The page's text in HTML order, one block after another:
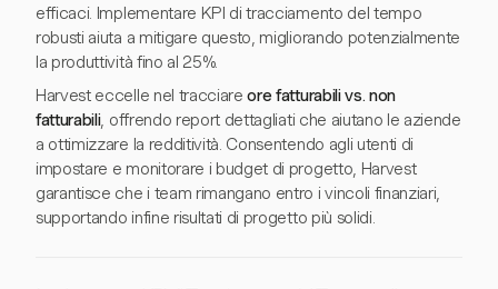
efficaci. Implementare KPI di tracciamento del tempo
robusti aiuta a mitigare questo, migliorando potenzialmente
la produttività fino al 25%.
Harvest eccelle nel tracciareore fatturabili vs. non
fatturabili, offrendo report dettagliati che aiutano le aziende
a ottimizzare la redditività. Consentendo agli utenti di
impostare e monitorare i budget di progetto, Harvest
garantisce che i team rimangano entro i vincoli finanziari,
supportando infine risultati di progetto più solidi.